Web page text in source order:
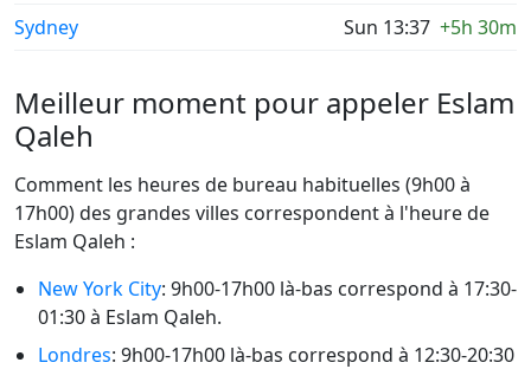
Sydney Sun 13:37 +5h 30m
Meilleur moment pour appeler Eslam
Qaleh
Comment les heures de bureau habituelles (9h00 à
17h00) des grandes villes correspondent à l'heure de
Eslam Qaleh :
New York City: 9h00-17h00 là-bas correspond à 17:30-
01:30 à Eslam Qaleh.
Londres: 9h00-17h00 là-bas correspond à 12:30-20:30